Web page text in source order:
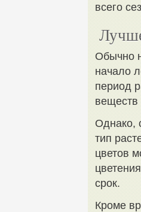
всего
Обычно
начало
период
веществ
Однако,
тип
цветов
срок.
Кроме